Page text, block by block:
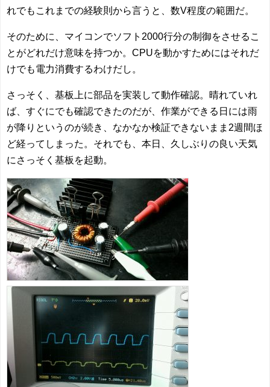
れでもこれまでの経験則から言うと、数V程度の範囲だ。
そのために、マイコンでソフト2000行分の制御をさせるこ
とがどれだけ意味を持つか。CPUを動かすためにはそれだ
けでも電力消費するわけだし。
さっそく、基板上に部品を実装して動作確認。晴れていれ
ば、すぐにでも確認できたのだが、作業ができる日には雨
が降りというのが続き、なかなか検証できないまま2週間ほ
ど経ってしまった。それでも、本日、久しぶりの良い天気
にさっそく基板を起動。